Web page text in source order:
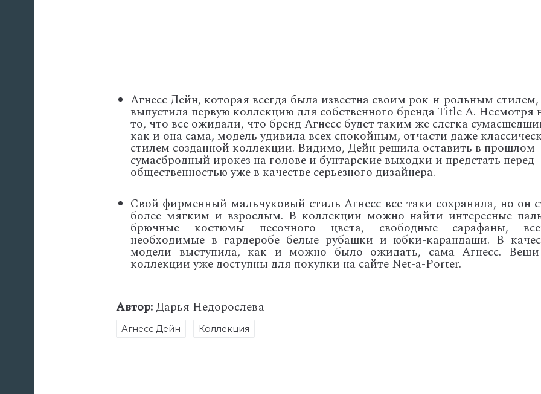
Агнесс Дейн, которая всегда была известна своим рок-н-рольным стилем,
выпустила первую коллекцию для собственного бренда Title A. Несмотря
то, что все ожидали, что бренд Агнесс будет таким же слегка
как и она сама, модель удивила всех спокойным, отчасти даже
стилем созданной коллекции. Видимо, Дейн решила оставить в прошлом
сумасбродный ирокез на голове и бунтарские выходки и предстать перед
общественностью уже в качестве серьезного дизайнера.
Свой фирменный мальчуковый стиль Агнесс все-таки сохранила, но он
более мягким и взрослым. В коллекции можно найти интересные
брючные костюмы песочного цвета, свободные сарафаны,
необходимые в гардеробе белые рубашки и юбки-карандаши. В
модели выступила, как и можно было ожидать, сама Агнесс.
коллекции уже доступны для покупки на сайте Net-a-Porter.
Автор: Дарья Недорослева
Агнесс Дейн Коллекция